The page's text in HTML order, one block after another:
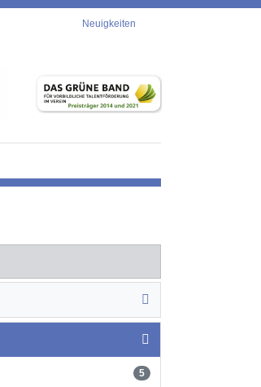
Neuigkeiten
5